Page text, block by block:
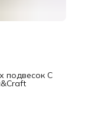
подвесок С